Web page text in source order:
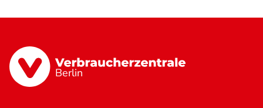
Berlin